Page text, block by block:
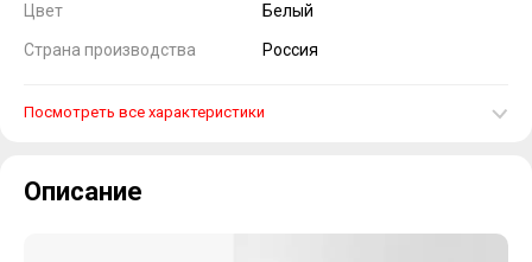
Цвет Белый
Страна производства Россия
Посмотреть все характеристики
Описание